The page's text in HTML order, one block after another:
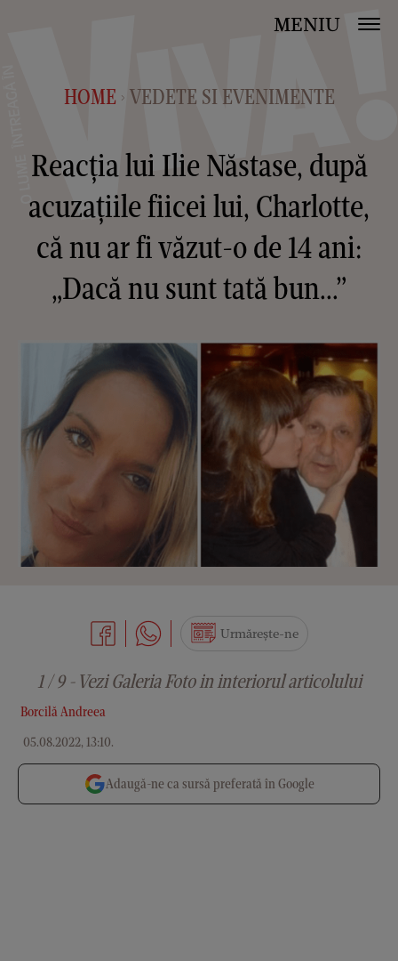
MENIU
HOME > VEDETE SI EVENIMENTE
Reacția lui Ilie Năstase, după
acuzațiile fiicei lui, Charlotte,
că nu ar fi văzut-o de 14 ani:
„Dacă nu sunt tată bun...”
Borcilă Andreea
05.08.2022, 13:10.
Urmărește-ne
1 / 9 - Vezi Galeria Foto in interiorul articolului
Adaugă-ne ca sursă preferată în Google